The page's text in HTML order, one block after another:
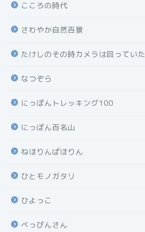
こころの時代
さわやか自然百景
たけしのその時カメラは回っていた
なつぞら
にっぽんトレッキング100
にっぽん百名山
ねほりんぱほりん
ひとモノガタリ
ひよっこ
べっぴんさん